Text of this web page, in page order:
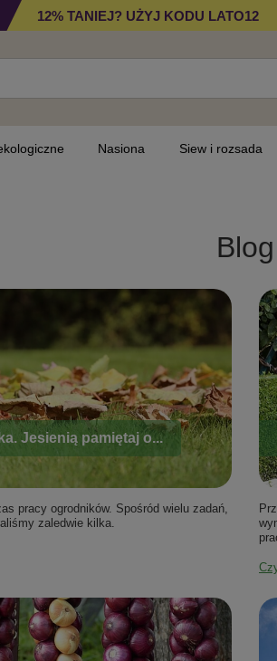
12% TANIEJ? UŻYJ KODU LATO12
Nasiona Siew i rozsada
Blog
Jesienią pamiętaj o...
pracy ogrodników. Spośród wielu zadań,
zaledwie kilka.